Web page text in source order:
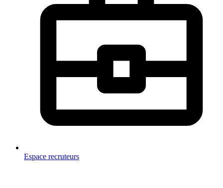
Espace recruteurs